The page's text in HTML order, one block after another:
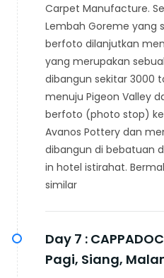
Carpet Manufacture.
Lembah Goreme yang
berfoto dilanjutkan
yang merupakan
dibangun sekitar 3000
menuju Pigeon Valley
berfoto (photo stop)
Avanos Pottery dan
dibangun di bebatuan
in hotel istirahat.
similar
Day 7 :
Pagi, Siang,